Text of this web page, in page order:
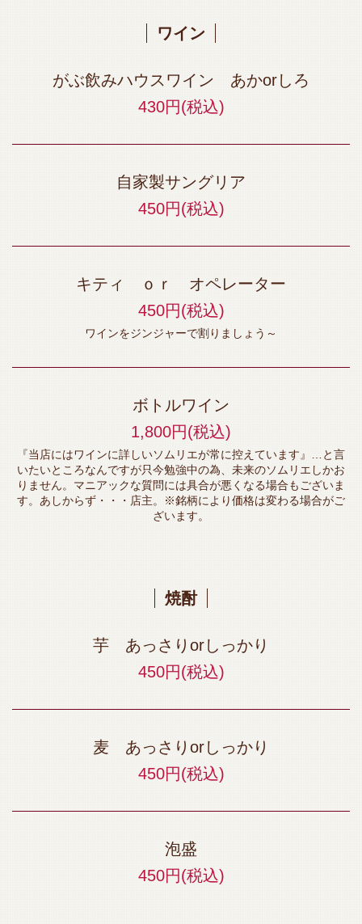
ワイン
がぶ飲みハウスワイン あかorしろ
430円(税込)
自家製サングリア
450円(税込)
キティ ｏｒ オペレーター
450円(税込)
ワインをジンジャーで割りましょう～
ボトルワイン
1,800円(税込)
『当店にはワインに詳しいソムリエが常に控えています』…と言
いたいところなんですが只今勉強中の為、未来のソムリエしかお
りません。マニアックな質問には具合が悪くなる場合もございま
す。あしからず・・・店主。※銘柄により価格は変わる場合がご
ざいます。
焼酎
芋 あっさりorしっかり
450円(税込)
麦 あっさりorしっかり
450円(税込)
泡盛
450円(税込)